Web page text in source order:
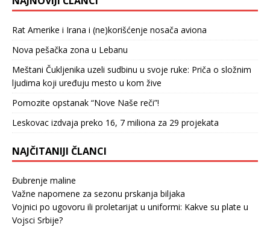
Rat Amerike i Irana i (ne)korišćenje nosača aviona
Nova pešačka zona u Lebanu
Meštani Čukljenika uzeli sudbinu u svoje ruke: Priča o složnim
ljudima koji uređuju mesto u kom žive
Pomozite opstanak “Nove Naše reči”!
Leskovac izdvaja preko 16, 7 miliona za 29 projekata
NAJČITANIJI ČLANCI
Đubrenje maline
Važne napomene za sezonu prskanja biljaka
Vojnici po ugovoru ili proletarijat u uniformi: Kakve su plate u
Vojsci Srbije?